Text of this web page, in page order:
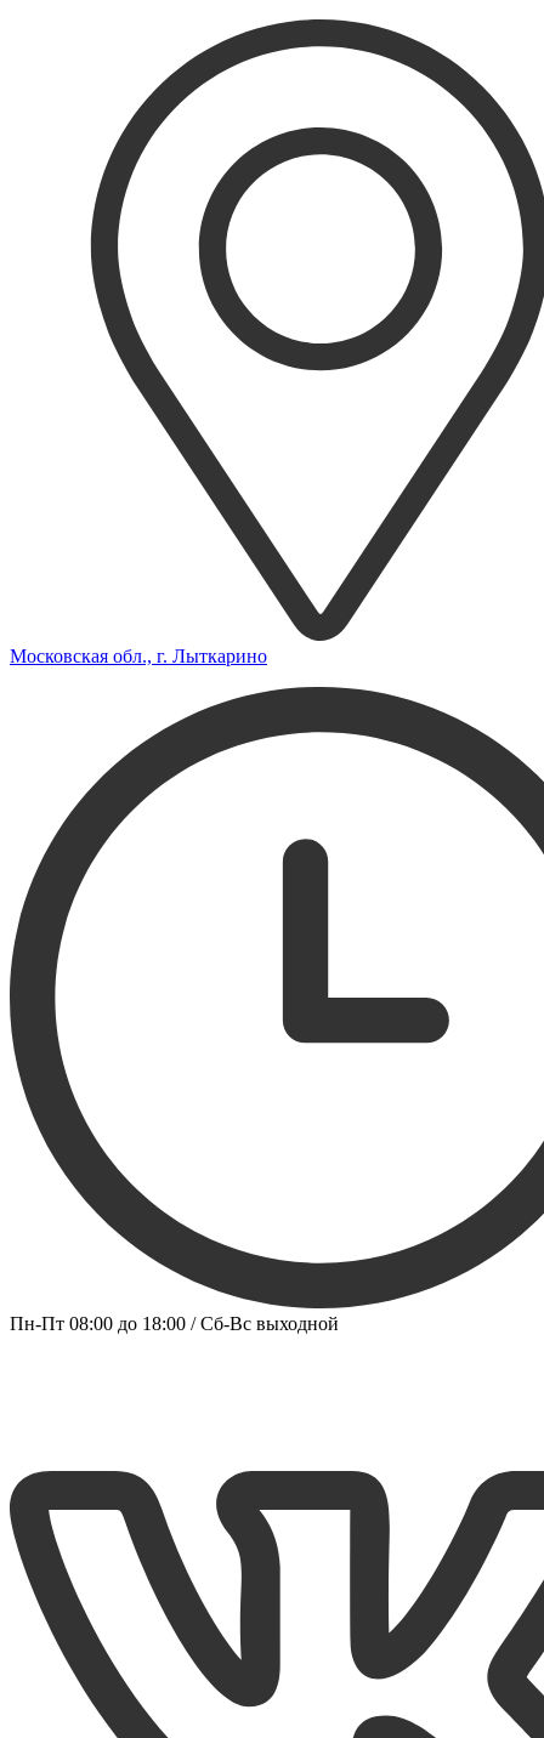
Московская обл., г. Лыткарино
Пн-Пт 08:00 до 18:00 / Сб-Вс выходной